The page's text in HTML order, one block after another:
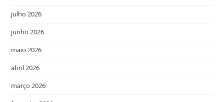
julho 2026
junho 2026
maio 2026
abril 2026
março 2026